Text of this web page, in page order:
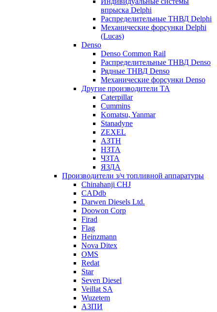
впрыска Delphi
Распределительные ТНВД Delphi
Механические форсунки Delphi
(Lucas)
Denso
Denso Common Rail
Распределительные ТНВД Denso
Рядные ТНВД Denso
Механические форсунки Denso
Другие производители ТА
Caterpillar
Cummins
Komatsu, Yanmar
Stanadyne
ZEXEL
АЗТН
НЗТА
ЧЗТА
ЯЗДА
Производители з/ч топливной аппаратуры
Chinahanji CHJ
CADdb
Darwen Diesels Ltd.
Doowon Corp
Firad
Flag
Heinzmann
Nova Ditex
OMS
Redat
Star
Seven Diesel
Veillat SA
Wuzetem
АЗПИ